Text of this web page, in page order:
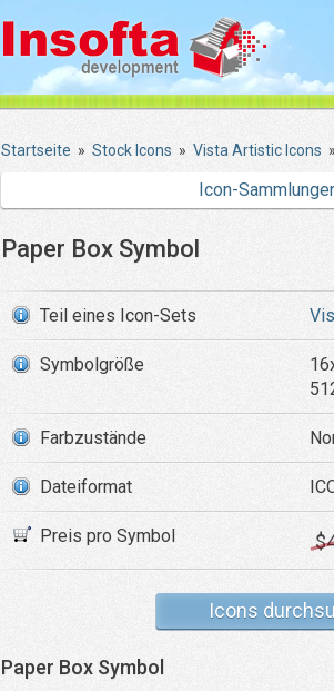
Startseite » Stock Icons » Vista Artistic Icons »
Icon-
Paper Box Symbol
Teil eines Icon-Sets
Symbolgröße
Farbzustände
Dateiformat
Preis pro Symbol $
Icons
Paper Box Symbol